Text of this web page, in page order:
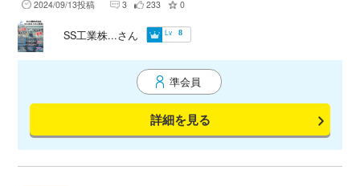
2024/09/13投稿 3 233 0
準会員
詳細を見る
SS工業株...さん Lv 8